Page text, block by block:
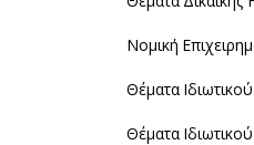
Νομική
Θέματα
Θέματα